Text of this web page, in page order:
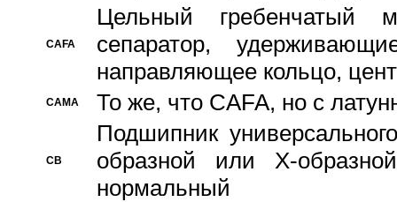
CAFA
Цельный гребенчатый
сепаратор,
направляющее кольцо,
CAMA То же, что CAFA, но с
CB
Подшипник
образной или Х-
нормальный